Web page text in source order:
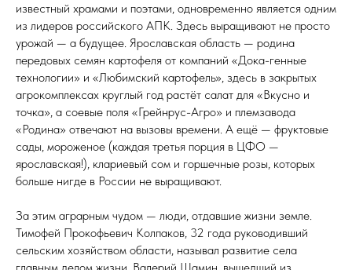
известный храмами и поэтами, одновременно является одним
из лидеров российского АПК. Здесь выращивают не просто
урожай — а будущее. Ярославская область — родина
передовых семян картофеля от компаний «Дока-генные
технологии» и «Любимский картофель», здесь в закрытых
агрокомплексах круглый год растёт салат для «Вкусно и
точка», а соевые поля «Грейнрус-Агро» и племзавода
«Родина» отвечают на вызовы времени. А ещё — фруктовые
сады, мороженое (каждая третья порция в ЦФО —
ярославская!), клариевый сом и горшечные розы, которых
больше нигде в России не выращивают.
За этим аграрным чудом — люди, отдавшие жизни земле.
Тимофей Прокофьевич Колпаков, 32 года руководивший
сельским хозяйством области, называл развитие села